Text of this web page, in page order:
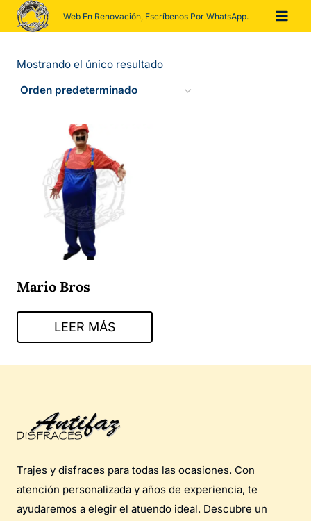
Saltar
Web En Renovación, Escríbenos Por WhatsApp.
Mostrando el único resultado
Mario Bros
LEER MÁS
Trajes y disfraces para todas las ocasiones. Con
atención personalizada y años de experiencia, te
ayudaremos a elegir el atuendo ideal. Descubre un